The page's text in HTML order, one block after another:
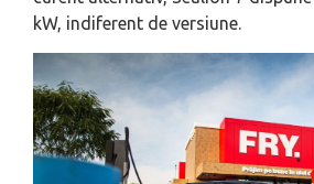
kW, indiferent de versiune.